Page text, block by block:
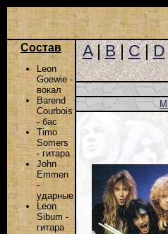
Состав
Leon
Goewie -
вокал
Barend
Courbois
- бас
Timo
Somers
- гитара
John
Emmen
-
ударные
Leon
Sibum -
гитара
A|B|C|D